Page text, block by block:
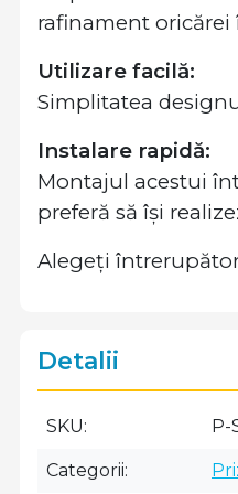
rafinament oricărei
Utilizare facilă:
Simplitatea
Instalare rapidă:
Montajul acestui
preferă să își
Alegeți
Detalii
SKU P-
Categorii